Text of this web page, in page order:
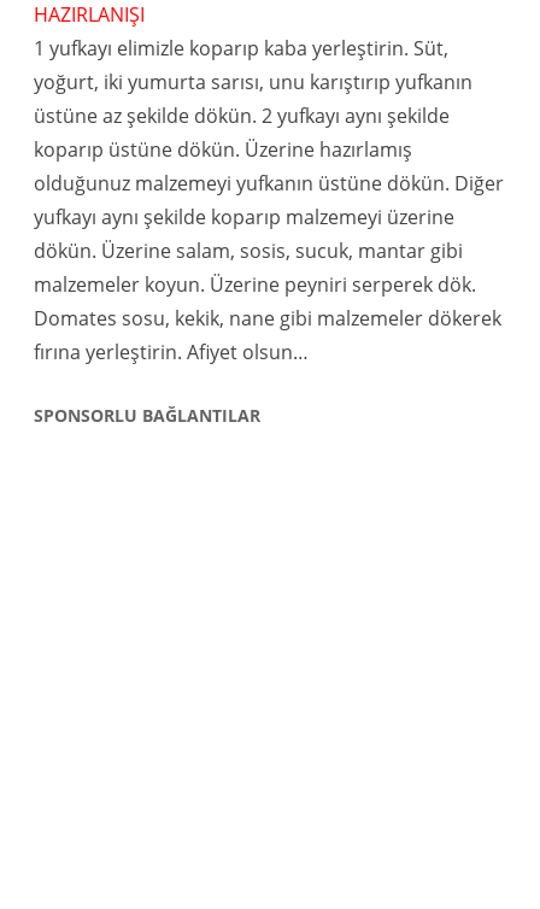
HAZIRLANIŞI
1 yufkayı elimizle koparıp kaba yerleştirin. Süt,
yoğurt, iki yumurta sarısı, unu karıştırıp yufkanın
üstüne az şekilde dökün. 2 yufkayı aynı şekilde
koparıp üstüne dökün. Üzerine hazırlamış
olduğunuz malzemeyi yufkanın üstüne dökün. Diğer
yufkayı aynı şekilde koparıp malzemeyi üzerine
dökün. Üzerine salam, sosis, sucuk, mantar gibi
malzemeler koyun. Üzerine peyniri serperek dök.
Domates sosu, kekik, nane gibi malzemeler dökerek
fırına yerleştirin. Afiyet olsun…
SPONSORLU BAĞLANTILAR